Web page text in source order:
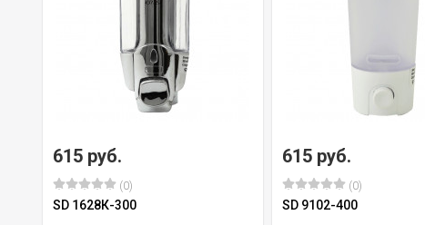
615 руб.
(0)
SD 1628К-300
615 руб.
(0)
SD 9102-400